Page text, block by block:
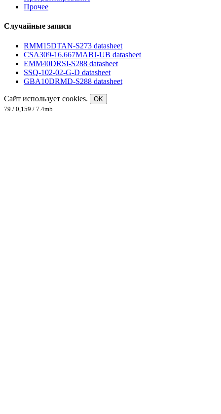
Прочее
Случайные записи
RMM15DTAN-S273 datasheet
CSA309-16.667MABJ-UB datasheet
EMM40DRSI-S288 datasheet
SSQ-102-02-G-D datasheet
GBA10DRMD-S288 datasheet
Сайт использует cookies.
OK
79 / 0,159 / 7.4mb